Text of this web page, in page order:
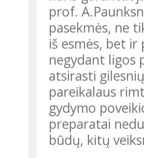
prof.
pasekmės, ne
iš esmės, bet ir
negydant ligos
atsirasti
pareikalaus
gydymo
preparatai
būdų, kitų